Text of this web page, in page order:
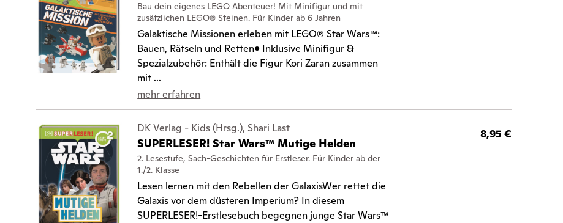
Bau dein eigenes LEGO Abenteuer! Mit Minifigur und mit
zusätzlichen LEGO® Steinen. Für Kinder ab 6 Jahren
Galaktische Missionen erleben mit LEGO® Star Wars™:
Bauen, Rätseln und Retten• Inklusive Minifigur &
Spezialzubehör: Enthält die Figur Kori Zaran zusammen
mit ...
mehr erfahren
DK Verlag - Kids (Hrsg.), Shari Last
SUPERLESER! Star Wars™ Mutige Helden
2. Lesestufe, Sach-Geschichten für Erstleser. Für Kinder ab der
1./2. Klasse
Lesen lernen mit den Rebellen der GalaxisWer rettet die
Galaxis vor dem düsteren Imperium? In diesem
SUPERLESER!-Erstlesebuch begegnen junge Star Wars™
8,95 €